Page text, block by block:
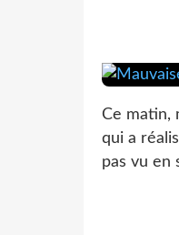
Ce matin,
qui a
pas vu en